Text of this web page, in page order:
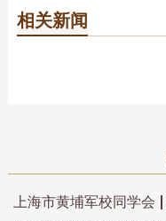
相关新闻
上海市黄埔军校同学会